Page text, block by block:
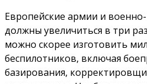
Европейские армии и
должны увеличиться в три
можно скорее изготовить
беспилотников, включая
базирования,